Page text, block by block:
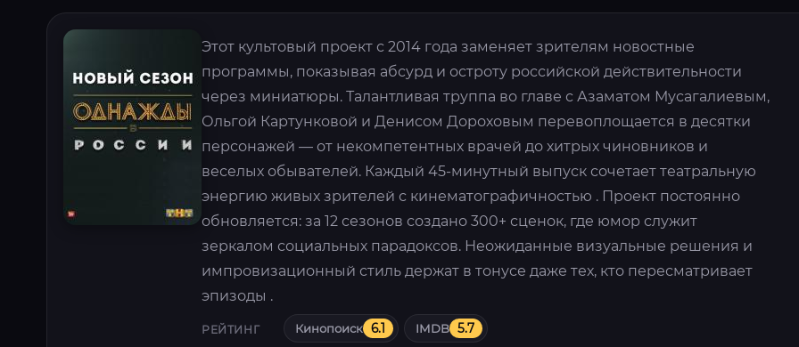
Этот культовый проект с 2014 года заменяет зрителям новостные
программы, показывая абсурд и остроту российской действительности
через миниатюры. Талантливая труппа во главе с Азаматом Мусагалиевым,
Ольгой Картунковой и Денисом Дороховым перевоплощается в десятки
персонажей — от некомпетентных врачей до хитрых чиновников и
веселых обывателей. Каждый 45-минутный выпуск сочетает театральную
энергию живых зрителей с кинематографичностью . Проект постоянно
обновляется: за 12 сезонов создано 300+ сценок, где юмор служит
зеркалом социальных парадоксов. Неожиданные визуальные решения и
импровизационный стиль держат в тонусе даже тех, кто пересматривает
эпизоды .
РЕЙТИНГ Кинопоиск 6.1 IMDB 5.7